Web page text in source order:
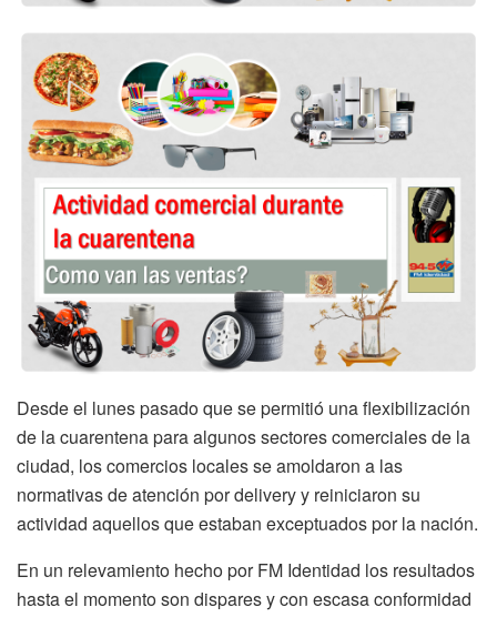
Desde el lunes pasado que se permitió una flexibilización
de la cuarentena para algunos sectores comerciales de la
ciudad, los comercios locales se amoldaron a las
normativas de atención por delivery y reiniciaron su
actividad aquellos que estaban exceptuados por la nación.
En un relevamiento hecho por FM Identidad los resultados
hasta el momento son dispares y con escasa conformidad